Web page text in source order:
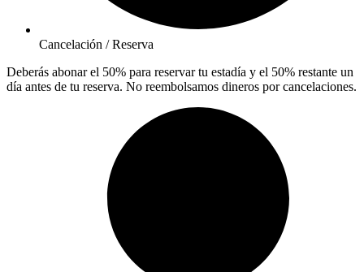
Cancelación / Reserva
Deberás abonar el 50% para reservar tu estadía y el 50% restante un
día antes de tu reserva. No reembolsamos dineros por cancelaciones.